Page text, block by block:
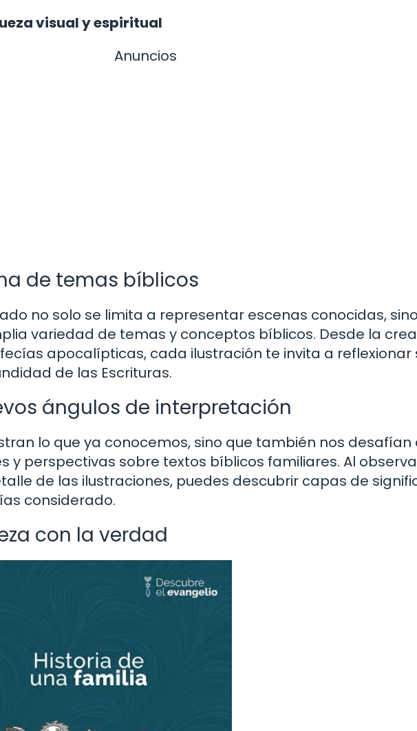
visual y espiritual
Anuncios
de temas bíblicos
no solo se limita a representar escenas conocidas,
variedad de temas y conceptos bíblicos. Desde la
apocalípticas, cada ilustración te invita a reflexionar
de las Escrituras.
ángulos de interpretación
lo que ya conocemos, sino que también nos desafían
y perspectivas sobre textos bíblicos familiares. Al
de las ilustraciones, puedes descubrir capas de
considerado.
con la verdad